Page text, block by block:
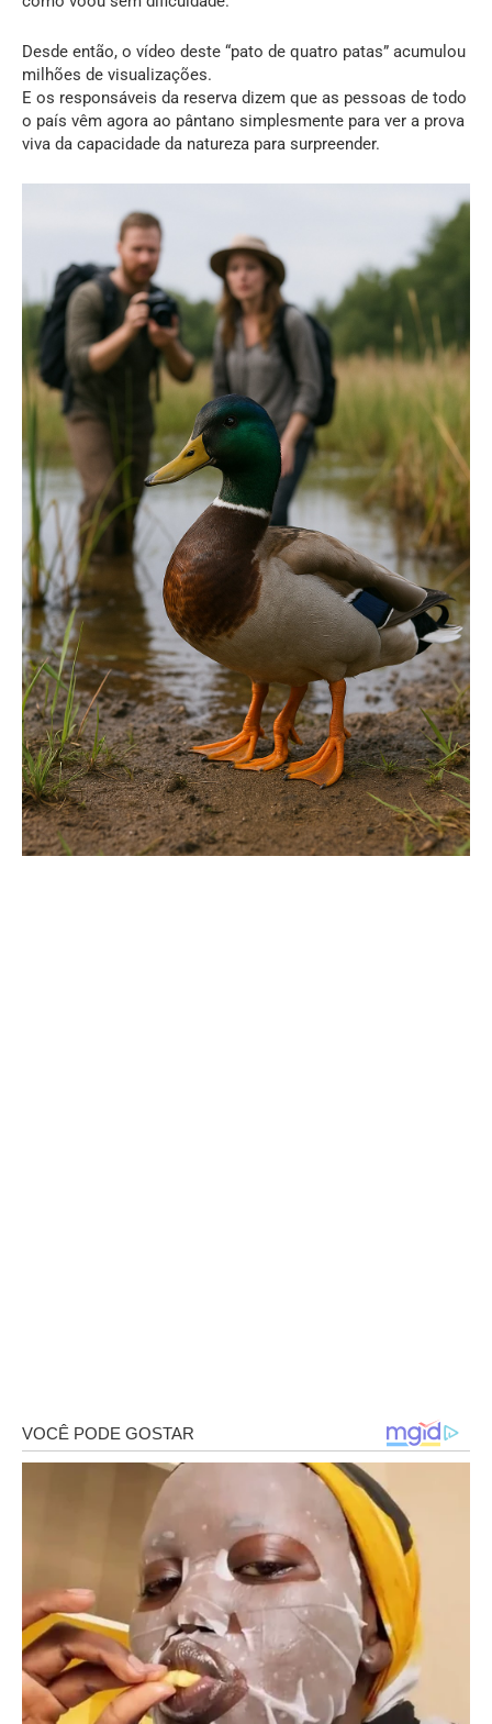
Desde então, o vídeo deste “pato de quatro patas” acumulou
milhões de visualizações.
E os responsáveis ​​da reserva dizem que as pessoas de todo
o país vêm agora ao pântano simplesmente para ver a prova
viva da capacidade da natureza para surpreender.